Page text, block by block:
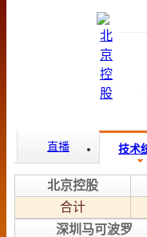
直播 技术
北京控股
合计
深圳马可波罗